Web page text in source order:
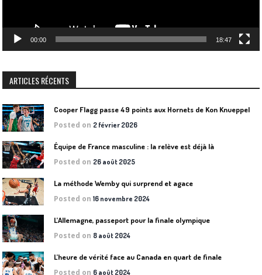
00:00 18:47
ARTICLES RÉCENTS
Cooper Flagg passe 49 points aux Hornets de Kon Knueppel
Posted on 2 février 2026
Équipe de France masculine : la relève est déjà là
Posted on 26 août 2025
La méthode Wemby qui surprend et agace
Posted on16 novembre 2024
L’Allemagne, passeport pour la finale olympique
Posted on 8 août 2024
L’heure de vérité face au Canada en quart de finale
Posted on 6 août 2024